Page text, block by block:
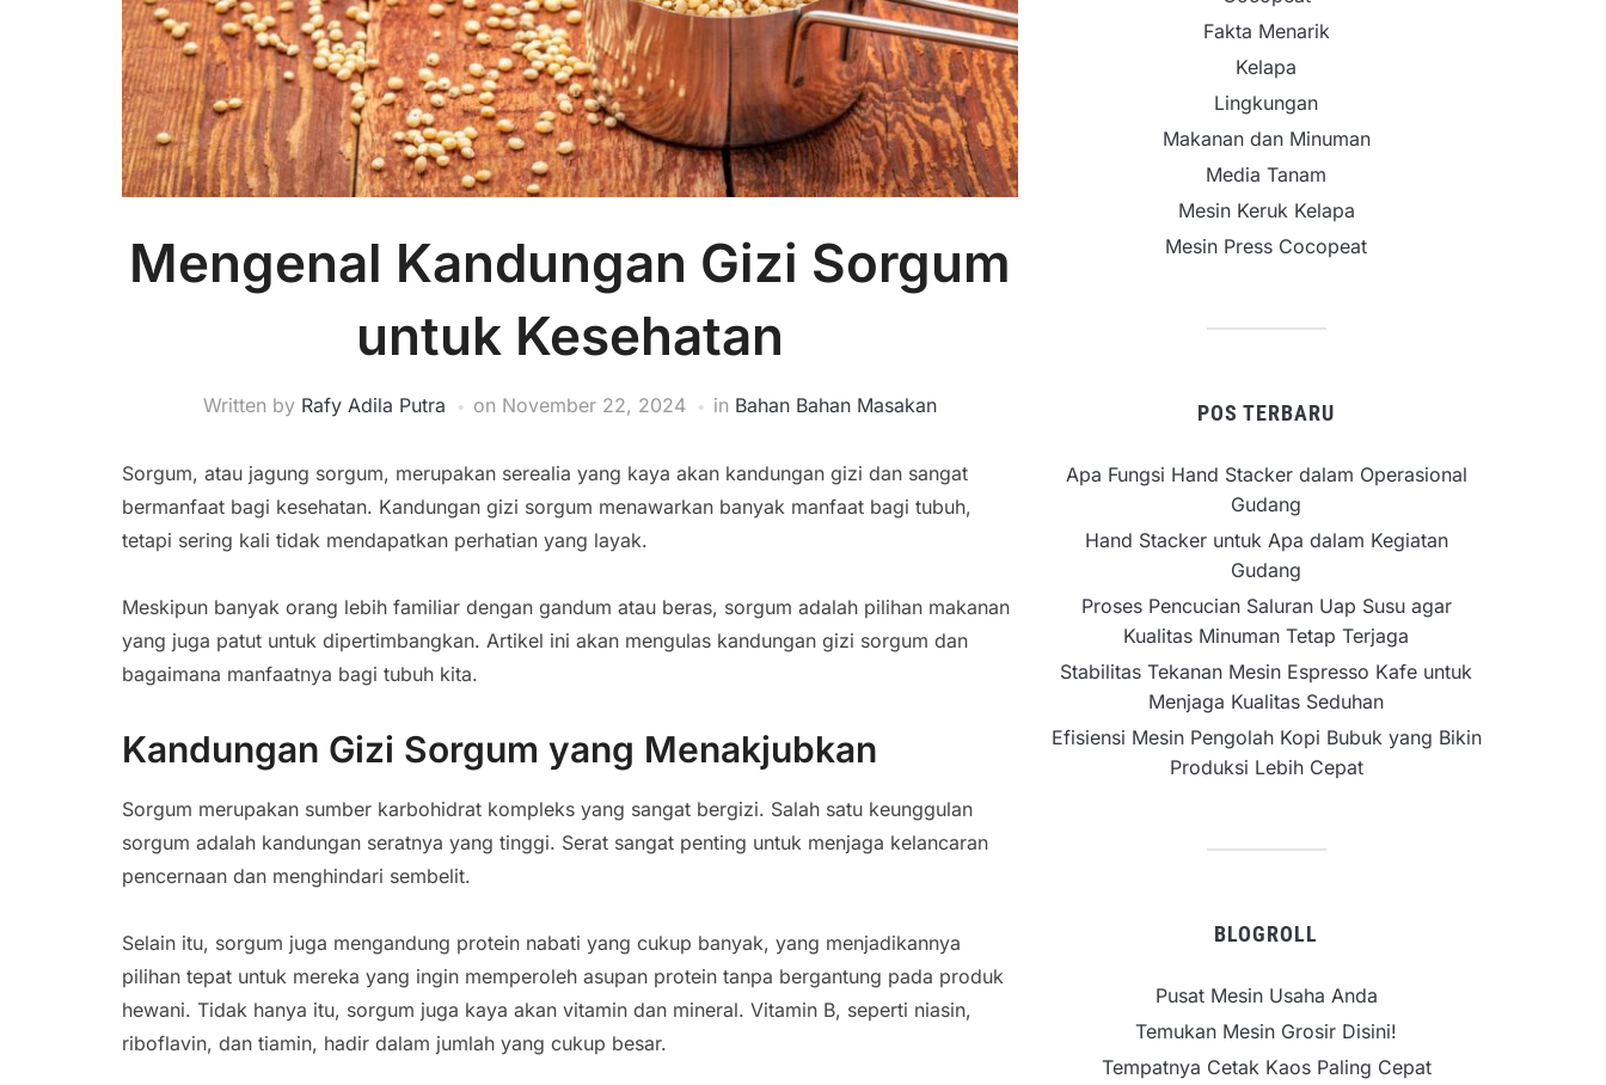
Mengenal Kandungan Gizi Sorgum
untuk Kesehatan
Written by Rafy Adila Putra on November 22, 2024 in Bahan Bahan Masakan
Sorgum, atau jagung sorgum, merupakan serealia yang kaya akan kandungan gizi dan sangat
bermanfaat bagi kesehatan. Kandungan gizi sorgum menawarkan banyak manfaat bagi tubuh,
tetapi sering kali tidak mendapatkan perhatian yang layak.
Meskipun banyak orang lebih familiar dengan gandum atau beras, sorgum adalah pilihan makanan
yang juga patut untuk dipertimbangkan. Artikel ini akan mengulas kandungan gizi sorgum dan
bagaimana manfaatnya bagi tubuh kita.
Kandungan Gizi Sorgum yang Menakjubkan
Sorgum merupakan sumber karbohidrat kompleks yang sangat bergizi. Salah satu keunggulan
sorgum adalah kandungan seratnya yang tinggi. Serat sangat penting untuk menjaga kelancaran
pencernaan dan menghindari sembelit.
Selain itu, sorgum juga mengandung protein nabati yang cukup banyak, yang menjadikannya
pilihan tepat untuk mereka yang ingin memperoleh asupan protein tanpa bergantung pada produk
hewani. Tidak hanya itu, sorgum juga kaya akan vitamin dan mineral. Vitamin B, seperti niasin,
riboflavin, dan tiamin, hadir dalam jumlah yang cukup besar.
Fakta Menarik
Kelapa
Lingkungan
Makanan dan Minuman
Media Tanam
Mesin Keruk Kelapa
Mesin Press Cocopeat
POS TERBARU
Apa Fungsi Hand Stacker dalam Operasional
Gudang
Hand Stacker untuk Apa dalam Kegiatan
Gudang
Proses Pencucian Saluran Uap Susu agar
Kualitas Minuman Tetap Terjaga
Stabilitas Tekanan Mesin Espresso Kafe untuk
Menjaga Kualitas Seduhan
Efisiensi Mesin Pengolah Kopi Bubuk yang Bikin
Produksi Lebih Cepat
BLOGROLL
Pusat Mesin Usaha Anda
Temukan Mesin Grosir Disini!
Tempatnya Cetak Kaos Paling Cepat